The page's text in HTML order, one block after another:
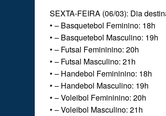
SEXTA-FEIRA (06/03): Dia
• – Basquetebol Feminino: 18h
• – Basquetebol Masculino: 19h
• – Futsal Femininino: 20h
• – Futsal Masculino: 21h
• – Handebol Femininino: 18h
• – Handebol Masculino: 19h
• – Voleibol Femininino: 20h
• – Voleibol Masculino: 21h